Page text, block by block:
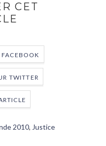
CET
FACEBOOK
TWITTER
2010, Justice